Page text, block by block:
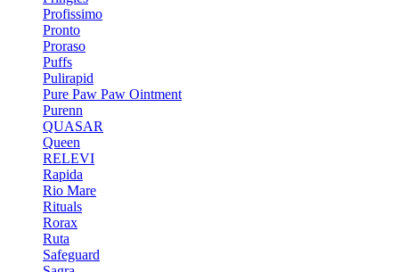
Profissimo
Pronto
Proraso
Puffs
Pulirapid
Pure Paw Paw Ointment
Purenn
QUASAR
Queen
RELEVI
Rapida
Rio Mare
Rituals
Rorax
Ruta
Safeguard